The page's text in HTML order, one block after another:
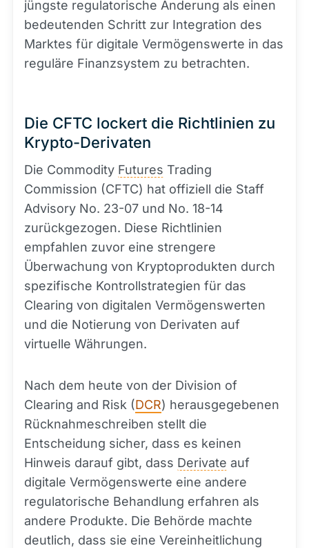
jüngste regulatorische Änderung als einen
bedeutenden Schritt zur Integration des
Marktes für digitale Vermögenswerte in das
reguläre Finanzsystem zu betrachten.
Die CFTC lockert die Richtlinien zu
Krypto-Derivaten
Die Commodity Futures Trading
Commission (CFTC) hat offiziell die Staff
Advisory No. 23-07 und No. 18-14
zurückgezogen. Diese Richtlinien
empfahlen zuvor eine strengere
Überwachung von Kryptoprodukten durch
spezifische Kontrollstrategien für das
Clearing von digitalen Vermögenswerten
und die Notierung von Derivaten auf
virtuelle Währungen.
Nach dem heute von der Division of
Clearing and Risk (DCR) herausgegebenen
Rücknahmeschreiben stellt die
Entscheidung sicher, dass es keinen
Hinweis darauf gibt, dass Derivate auf
digitale Vermögenswerte eine andere
regulatorische Behandlung erfahren als
andere Produkte. Die Behörde machte
deutlich, dass sie eine Vereinheitlichung